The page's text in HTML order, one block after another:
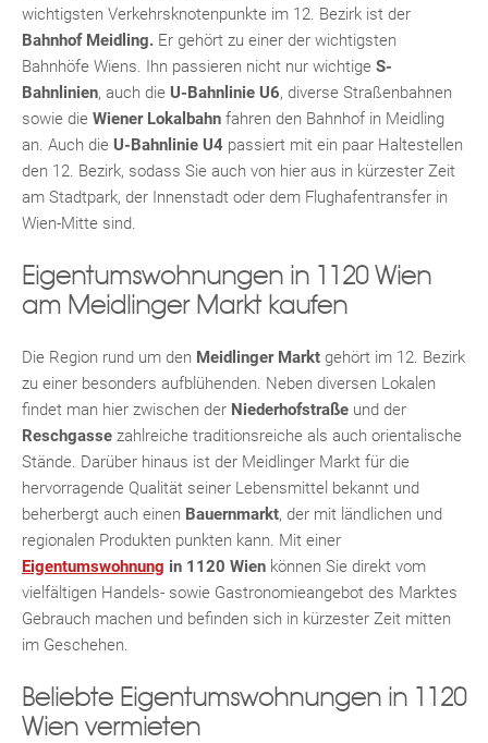
wichtigsten Verkehrsknotenpunkte im 12. Bezirk ist der
Bahnhof Meidling. Er gehört zu einer der wichtigsten
Bahnhöfe Wiens. Ihn passieren nicht nur wichtige S-
Bahnlinien, auch die U-Bahnlinie U6, diverse Straßenbahnen
sowie die Wiener Lokalbahn fahren den Bahnhof in Meidling
an. Auch die U-Bahnlinie U4 passiert mit ein paar Haltestellen
den 12. Bezirk, sodass Sie auch von hier aus in kürzester Zeit
am Stadtpark, der Innenstadt oder dem Flughafentransfer in
Wien-Mitte sind.
Eigentumswohnungen in 1120 Wien
am Meidlinger Markt kaufen
Die Region rund um den Meidlinger Markt gehört im 12. Bezirk
zu einer besonders aufblühenden. Neben diversen Lokalen
findet man hier zwischen der Niederhofstraße und der
Reschgasse zahlreiche traditionsreiche als auch orientalische
Stände. Darüber hinaus ist der Meidlinger Markt für die
hervorragende Qualität seiner Lebensmittel bekannt und
beherbergt auch einen Bauernmarkt, der mit ländlichen und
regionalen Produkten punkten kann. Mit einer
Eigentumswohnung in 1120 Wien können Sie direkt vom
vielfältigen Handels- sowie Gastronomieangebot des Marktes
Gebrauch machen und befinden sich in kürzester Zeit mitten
im Geschehen.
Beliebte Eigentumswohnungen in 1120
Wien vermieten